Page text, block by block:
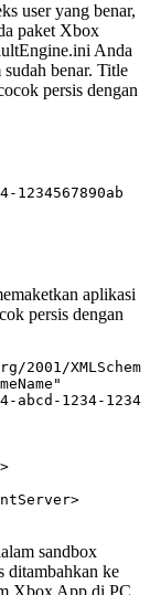
user yang benar,
paket Xbox
Anda
benar. Title
persis dengan
1234567890ab
aplikasi
persis dengan
2001/
abcd-1234-
sandbox
ditambahkan ke